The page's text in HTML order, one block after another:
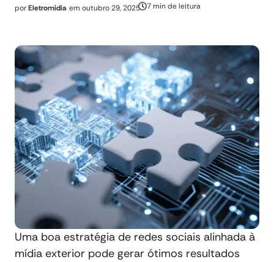
porEletromidia em outubro 29, 2025 7 min de leitura
Uma boa estratégia de redes sociais alinhada à
mídia exterior pode gerar ótimos resultados